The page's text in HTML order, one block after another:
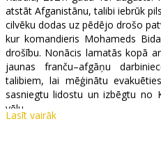
atstāt Afganistānu, talibi iebrūk
cilvēku dodas uz pēdējo drošo
kur komandieris Mohameds
drošību. Nonācis lamatās kopā
jaunas franču–afgāņu
talibiem, lai mēģinātu
sasniegtu lidostu un izbēgtu no
vēlu.
Lasīt vairāk